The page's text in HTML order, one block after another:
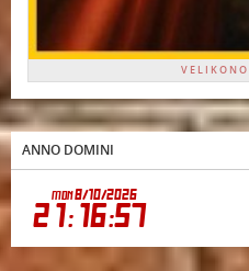
V E L I K O N
ANNO DOMINI